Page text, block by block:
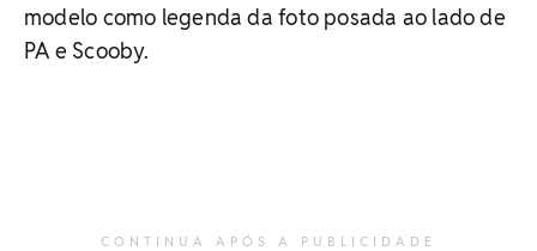
modelo como legenda da foto posada ao lado de
PA e Scooby.
CONTINUA APÓS A PUBLICIDADE